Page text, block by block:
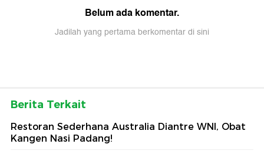
Belum ada komentar.
Jadilah yang pertama berkomentar di sini
Berita Terkait
Restoran Sederhana Australia Diantre WNI, Obat
Kangen Nasi Padang!